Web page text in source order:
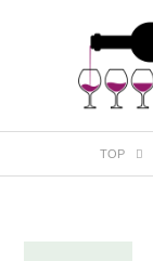
TOP